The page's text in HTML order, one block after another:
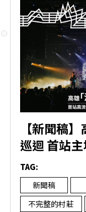
【新聞稿
巡迴 首站
TAG:
新聞稿
不完整的村莊